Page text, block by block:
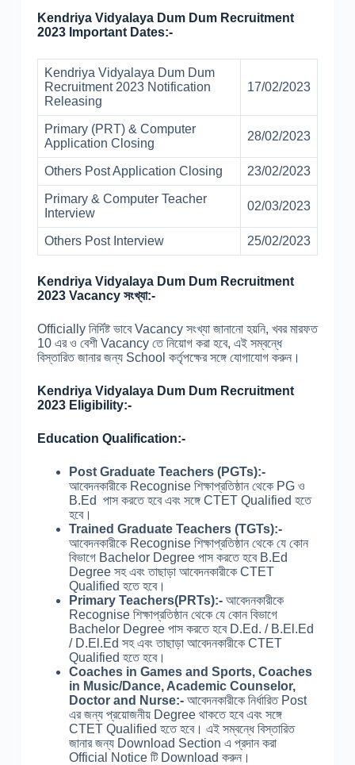
Kendriya Vidyalaya Dum Dum Recruitment
2023 Important Dates:-
Kendriya Vidyalaya Dum Dum
Recruitment 2023 Notification
Releasing
17/02/2023
Primary (PRT) & Computer
Application Closing
28/02/2023
Others Post Application Closing 23/02/2023
Primary & Computer Teacher
Interview
02/03/2023
Others Post Interview 25/02/2023
Kendriya Vidyalaya Dum Dum Recruitment
2023 Vacancy সংখ্যা:-
Officially নির্দিষ্ট ভাবে Vacancy সংখ্যা জানানো হয়নি, খবর মারফত
10 এর ও বেশী Vacancy তে নিয়োগ করা হবে, এই সম্বন্ধে
বিস্তারিত জানার জন্য School কর্তৃপক্ষের সঙ্গে যোগাযোগ করুন।
Kendriya Vidyalaya Dum Dum Recruitment
2023 Eligibility:-
Education Qualification:-
Post Graduate Teachers (PGTs):-
আবেদনকারীকে Recognise শিক্ষাপ্রতিষ্ঠান থেকে PG ও
B.Ed পাস করতে হবে এবং সঙ্গে CTET Qualified হতে
হবে।
Trained Graduate Teachers (TGTs):-
আবেদনকারীকে Recognise শিক্ষাপ্রতিষ্ঠান থেকে যে কোন
বিভাগে Bachelor Degree পাস করতে হবে B.Ed
Degree সহ এবং তাছাড়া আবেদনকারীকে CTET
Qualified হতে হবে।
Primary Teachers(PRTs):- আবেদনকারীকে
Recognise শিক্ষাপ্রতিষ্ঠান থেকে যে কোন বিভাগে
Bachelor Degree পাস করতে হবে D.Ed. / B.El.Ed
/ D.El.Ed সহ এবং তাছাড়া আবেদনকারীকে CTET
Qualified হতে হবে।
Coaches in Games and Sports, Coaches
in Music/Dance, Academic Counselor,
Doctor and Nurse:- আবেদনকারীকে নির্ধারিত Post
এর জন্য প্রয়োজনীয় Degree থাকতে হবে এবং সঙ্গে
CTET Qualified হতে হবে। এই সম্বন্ধে বিস্তারিত
জানার জন্য Download Section এ প্রদান করা
Official Notice টি Download করুন।